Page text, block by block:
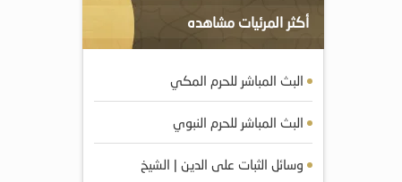
أكثر المرئيات مشاهده
البث المباشر للحرم المكي
البث المباشر للحرم النبوي
وسائل الثبات على الدين | الشيخ